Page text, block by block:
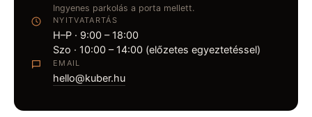
Ingyenes parkolás a porta mellett.
NYITVATARTÁS
H–P · 9:00 – 18:00
Szo · 10:00 – 14:00 (előzetes egyeztetéssel)
EMAIL
hello@kuber.hu